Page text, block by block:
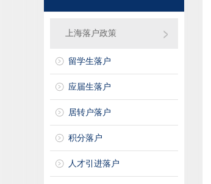
上海落户政策
留学生落户
应届生落户
居转户落户
积分落户
人才引进落户